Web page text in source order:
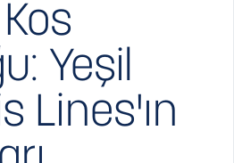
Yeşil
Lines'ın